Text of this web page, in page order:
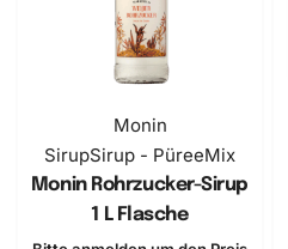
Monin
SirupSirup - PüreeMix
Monin Rohrzucker-Sirup
1 L Flasche